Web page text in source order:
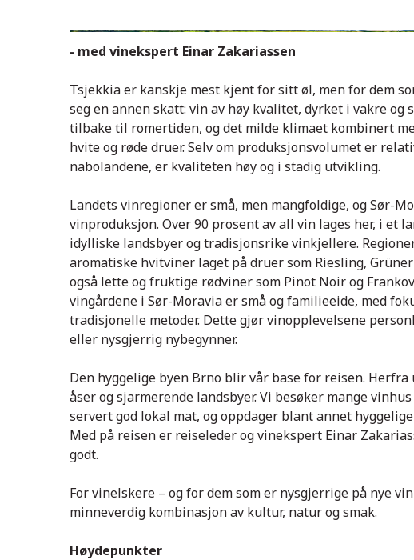
Valtice
Sonberk vingård
Sonberk vingård
Sonberk vingård
Vintanker
Tradisjonell tsjekkisk mat
Vrbice
Lednice
Lednice
Lednice
Lednice
Mikulov
Mikulov
Mikulov
Mikulov
Mikulov
- med vinekspert Einar Zakariassen
Tsjekkia er kanskje mest kjent for sitt øl, men for dem
seg en annen skatt: vin av høy kvalitet, dyrket i vakre
tilbake til romertiden, og det milde klimaet kombinert
hvite og røde druer. Selv om produksjonsvolumet er
nabolandene, er kvaliteten høy og i stadig utvikling.
Landets vinregioner er små, men mangfoldige, og Sør-
vinproduksjon. Over 90 prosent av all vin lages her, i et
idylliske landsbyer og tradisjonsrike vinkjellere.
aromatiske hvitviner laget på druer som Riesling,
også lette og fruktige rødviner som Pinot Noir og
vingårdene i Sør-Moravia er små og familieeide, med
tradisjonelle metoder. Dette gjør vinopplevelsene
eller nysgjerrig nybegynner.
Den hyggelige byen Brno blir vår base for reisen.
åser og sjarmerende landsbyer. Vi besøker mange
servert god lokal mat, og oppdager blant annet
Med på reisen er reiseleder og vinekspert Einar
godt.
For vinelskere – og for dem som er nysgjerrige på nye
minneverdig kombinasjon av kultur, natur og smak.
Høydepunkter